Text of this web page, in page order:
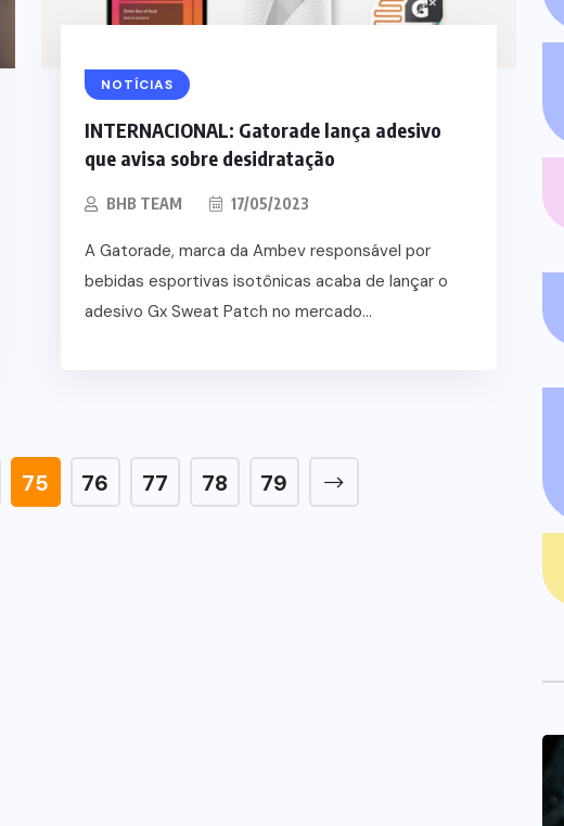
NOTÍCIAS
INTERNACIONAL: Gatorade lança adesivo
que avisa sobre desidratação
BHB TEAM 17/05/2023
A Gatorade, marca da Ambev responsável por
bebidas esportivas isotônicas acaba de lançar o
adesivo Gx Sweat Patch no mercado...
75 76 77 78 79